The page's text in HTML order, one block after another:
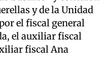
y de la Unidad
el fiscal general
el auxiliar fiscal
fiscal Ana